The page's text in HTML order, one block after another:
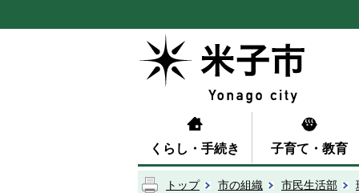
くらし・手続き 子育て・教育
トップ 市の組織 市民生活部